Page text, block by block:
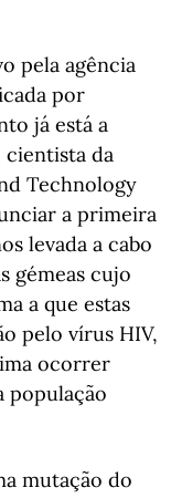
pela agência
por
já está a
cientista da
Technology
a primeira
levada a cabo
gémeas cujo
a que estas
pelo vírus HIV,
ocorrer
população
mutação do